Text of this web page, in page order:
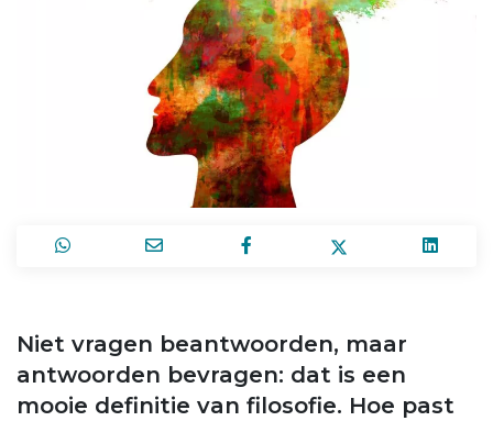
Niet vragen beantwoorden, maar
antwoorden bevragen: dat is een
mooie definitie van filosofie. Hoe past